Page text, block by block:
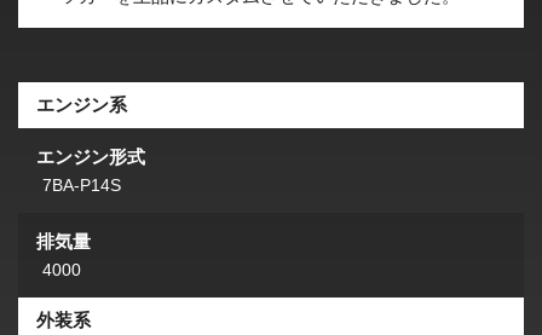
エンジン系
エンジン形式
7BA-P14S
排気量
4000
外装系